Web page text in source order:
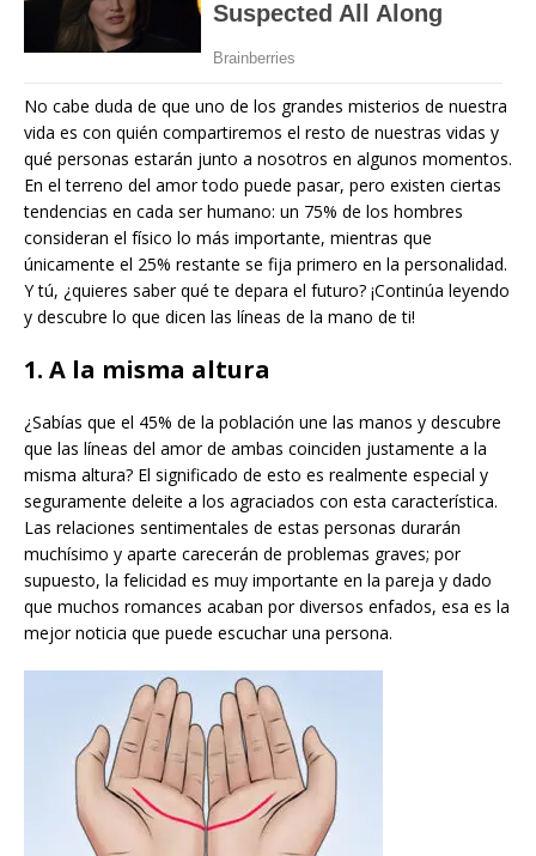
No cabe duda de que uno de los grandes misterios de nuestra
vida es con quién compartiremos el resto de nuestras vidas y
qué personas estarán junto a nosotros en algunos momentos.
En el terreno del amor todo puede pasar, pero existen ciertas
tendencias en cada ser humano: un 75% de los hombres
consideran el físico lo más importante, mientras que
únicamente el 25% restante se fija primero en la personalidad.
Y tú, ¿quieres saber qué te depara el futuro? ¡Continúa leyendo
y descubre lo que dicen las líneas de la mano de ti!
1. A la misma altura
¿Sabías que el 45% de la población une las manos y descubre
que las líneas del amor de ambas coinciden justamente a la
misma altura? El significado de esto es realmente especial y
seguramente deleite a los agraciados con esta característica.
Las relaciones sentimentales de estas personas durarán
muchísimo y aparte carecerán de problemas graves; por
supuesto, la felicidad es muy importante en la pareja y dado
que muchos romances acaban por diversos enfados, esa es la
mejor noticia que puede escuchar una persona.